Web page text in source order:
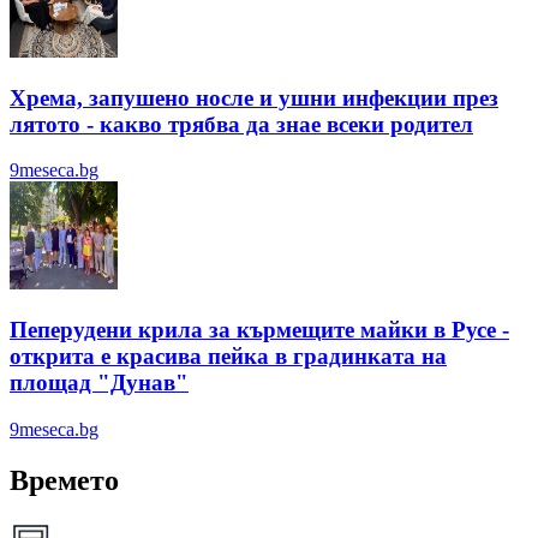
Хрема, запушено носле и ушни инфекции през
лятотo - какво трябва да знае всеки родител
9meseca.bg
Пеперудени крила за кърмещите майки в Русе -
открита е красива пейка в градинката на
площад "Дунав"
9meseca.bg
Времето